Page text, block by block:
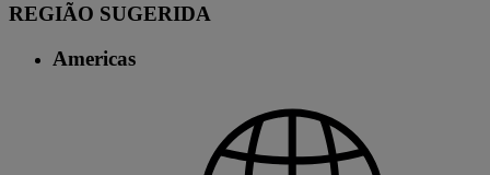
REGIÃO SUGERIDA
Americas